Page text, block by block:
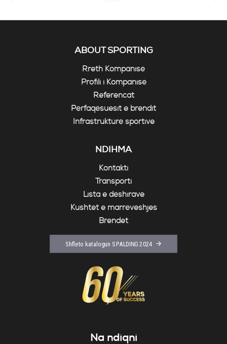
ABOUT SPORTING
Rreth Kompanisë
Profili i Kompanisë
Referencat
Përfaqësuesit e brendit
Infrastrukturë sportive
NDIHMA
Kontakti
Transporti
Lista e dëshirave
Kushtet e marrëveshjes
Brendet
Shfleto katalogun SPALDING 2024
Na ndiqni